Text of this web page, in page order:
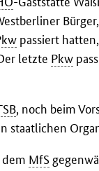
passiert
letzte Pkw
, noch beim
staatlichen
MfS